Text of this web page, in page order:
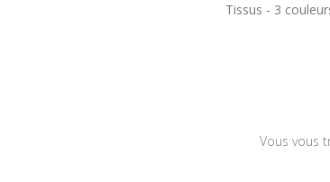
Tissus 3
Vous vous